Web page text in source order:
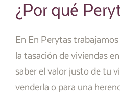
¿Por qué
En En Perytas
la tasación de viviendas
saber el valor justo de tu
venderla o para una